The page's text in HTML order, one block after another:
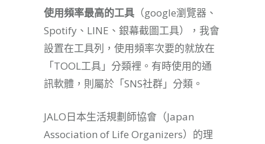
使用頻率最高的工具 （google瀏覽器、
Spotify、LINE、銀幕截圖工具），我會
設置在工具列，使用頻率次要的就放在
「TOOL工具」分類裡。有時使用的通
訊軟體，則屬於「SNS社群」分類。
JALO日本生活規劃師協會（Japan
Association of Life Organizers）的理